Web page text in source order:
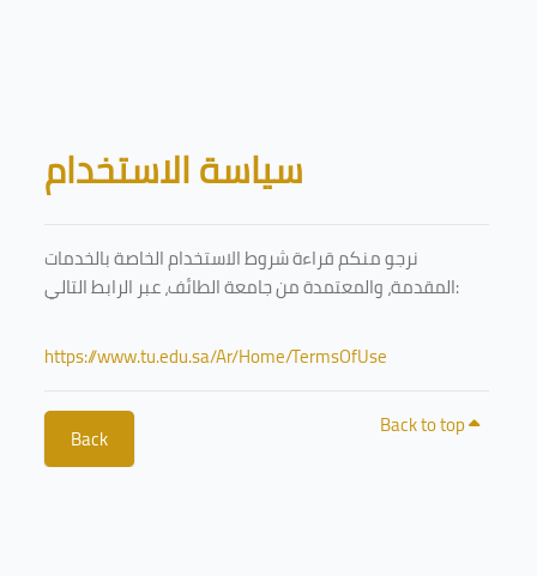
Blocks
سياسة الاستخدام
نرجو منكم قراءة شروط الاستخدام الخاصة بالخدمات
المقدمة، والمعتمدة من جامعة الطائف، عبر الرابط التالي:
https://www.tu.edu.sa/Ar/Home/TermsOfUse
Back Back to top